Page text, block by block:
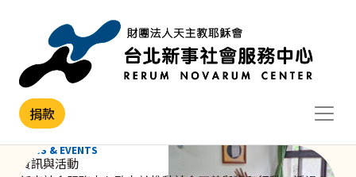
捐款
NEWS & EVENTS
資訊與活動